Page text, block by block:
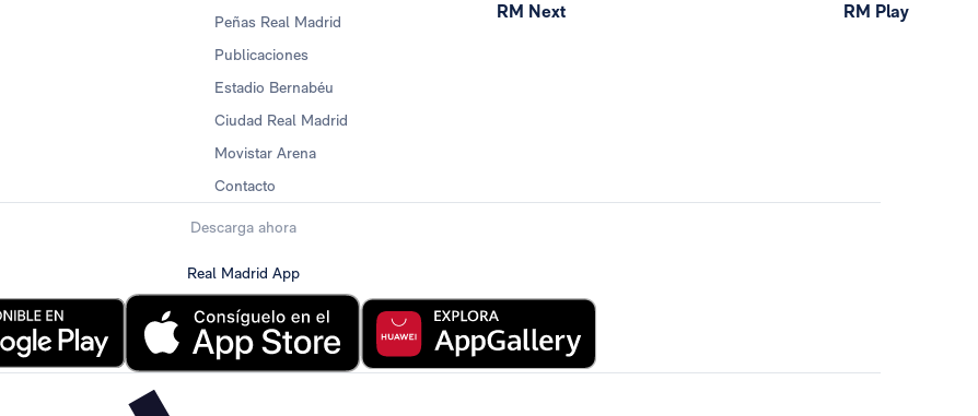
Peñas Real Madrid
Publicaciones
Estadio Bernabéu
Ciudad Real Madrid
Movistar Arena
Contacto
RM Next RM Play
Descarga ahora
Real Madrid App